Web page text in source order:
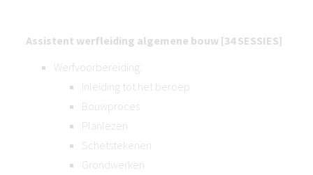
Assistent werfleiding algemene bouw [34 SESSIES]
Werfvoorbereiding:
Inleiding tot het beroep
Bouwproces
Planlezen
Schetstekenen
Grondwerken